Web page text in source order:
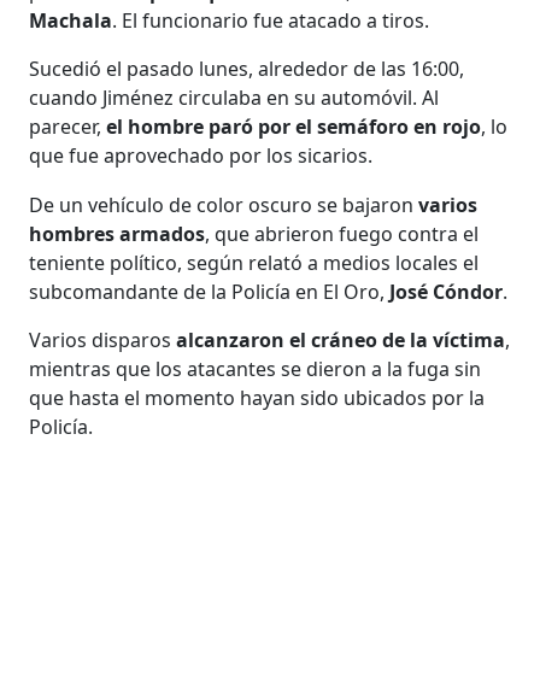
Machala. El funcionario fue atacado a tiros.
Sucedió el pasado lunes, alrededor de las 16:00,
cuando Jiménez circulaba en su automóvil. Al
parecer,el hombre paró por el semáforo en rojo, lo
que fue aprovechado por los sicarios.
De un vehículo de color oscuro se bajaronvarios
hombres armados, que abrieron fuego contra el
teniente político, según relató a medios locales el
subcomandante de la Policía en El Oro, José Cóndor.
Varios disparosalcanzaron el cráneo de la víctima,
mientras que los atacantes se dieron a la fuga sin
que hasta el momento hayan sido ubicados por la
Policía.